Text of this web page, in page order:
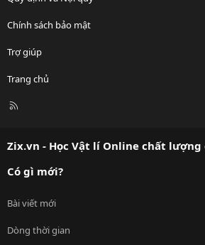
Chính sách bảo mật
Trợ giúp
Trang chủ
R
Zix.vn - Học Vật lí Online chất lượng
Có gì mới?
Bài viết mới
Dòng thời gian